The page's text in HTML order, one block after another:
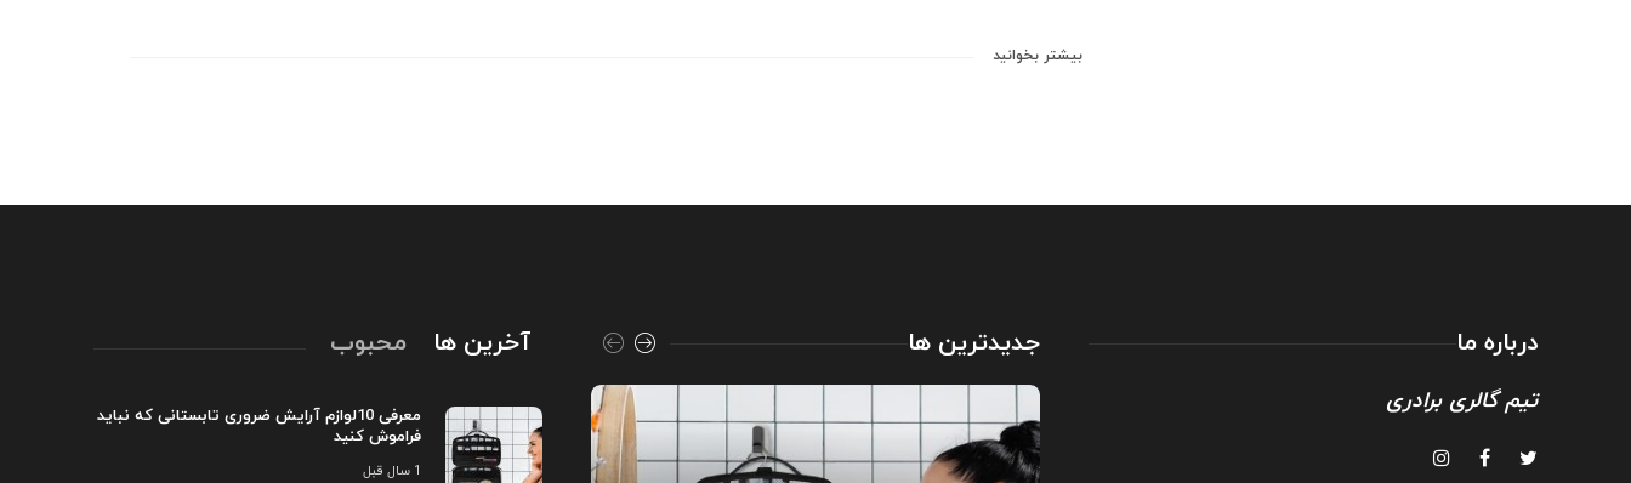
بیشتر بخوانید
درباره ما
تیم گالری برادری
جدیدترین ها آخرین ها محبوب
معرفی 10لوازم آرایش ضروری تابستانی که نباید
فراموش کنید
1 سال قبل